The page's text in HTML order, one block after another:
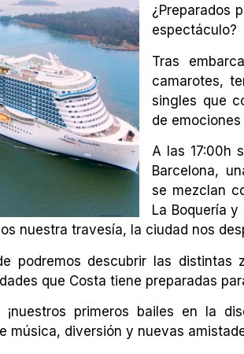
¿Preparados
espectáculo?
Tras
camarotes,
singles que
de
A las 17:00h
Barcelona,
se mezclan
La Boquería
nuestra travesía, la ciudad nos
podremos descubrir las
que Costa tiene preparadas
primeros bailes en la
música, diversión y nuevas